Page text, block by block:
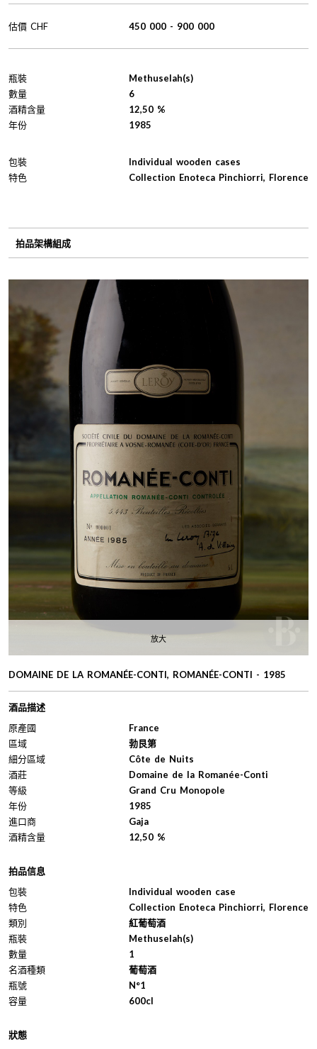
瓶裝
Methuselah(s)
數量
6
酒精含量
12,50 %
年份
1985
包裝
Individual wooden cases
特色
Collection Enoteca Pinchiorri, Florence
估價 CHF 450 000 - 900 000
拍品架構組成
放大
DOMAINE DE LA ROMANÉE-CONTI, ROMANÉE-CONTI - 1985
酒品描述
原產國
France
區域
勃艮第
細分區域
Côte de Nuits
酒莊
Domaine de la Romanée-Conti
等級
Grand Cru Monopole
年份
1985
進口商
Gaja
酒精含量
12,50 %
拍品信息
包裝
Individual wooden case
特色
Collection Enoteca Pinchiorri, Florence
類別
紅葡萄酒
瓶裝
Methuselah(s)
數量
1
名酒種類
葡萄酒
瓶號
N°1
容量
600cl
狀態